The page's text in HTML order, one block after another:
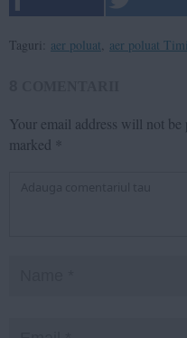
Taguri: aer poluat aer poluat
Your email address will not be
marked *